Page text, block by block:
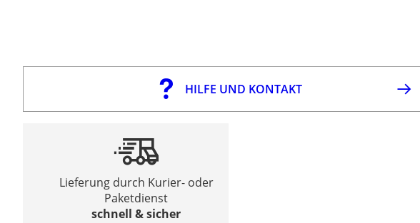
HILFE UND KONTAKT
Lieferung durch Kurier- oder
Paketdienst
schnell & sicher